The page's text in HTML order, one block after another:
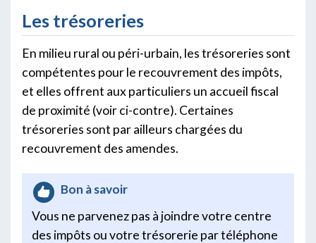
Les trésoreries
En milieu rural ou péri-urbain, les trésoreries sont
compétentes pour le recouvrement des impôts,
et elles offrent aux particuliers un accueil fiscal
de proximité (voir ci-contre). Certaines
trésoreries sont par ailleurs chargées du
recouvrement des amendes.
Bon à savoir
Vous ne parvenez pas à joindre votre centre
des impôts ou votre trésorerie par téléphone